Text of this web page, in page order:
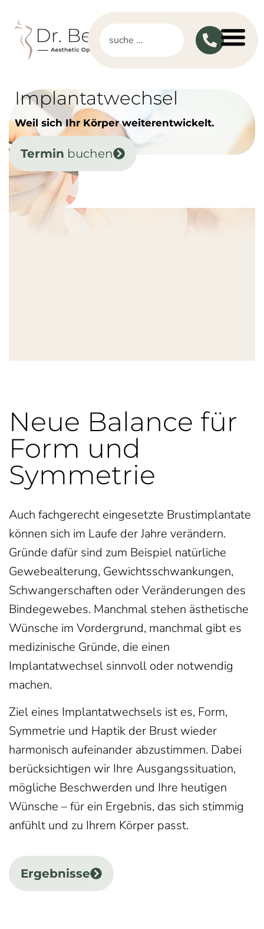
Implantatwechsel
Weil sich Ihr Körper weiterentwickelt.
Termin buchen
Neue Balance für
Form und
Symmetrie
Auch fachgerecht eingesetzte Brustimplantate
können sich im Laufe der Jahre verändern.
Gründe dafür sind zum Beispiel natürliche
Gewebealterung, Gewichtsschwankungen,
Schwangerschaften oder Veränderungen des
Bindegewebes. Manchmal stehen ästhetische
Wünsche im Vordergrund, manchmal gibt es
medizinische Gründe, die einen
Implantatwechsel sinnvoll oder notwendig
machen.
Ziel eines Implantatwechsels ist es, Form,
Symmetrie und Haptik der Brust wieder
harmonisch aufeinander abzustimmen. Dabei
berücksichtigen wir Ihre Ausgangssituation,
mögliche Beschwerden und Ihre heutigen
Wünsche – für ein Ergebnis, das sich stimmig
anfühlt und zu Ihrem Körper passt.
Ergebnisse